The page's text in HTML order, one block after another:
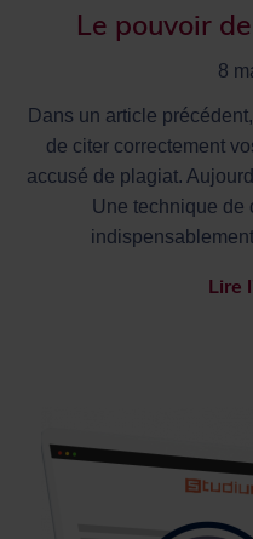
Le pouvoir
8
Dans un article
de citer correctement
accusé de plagiat.
Une technique de
Lire